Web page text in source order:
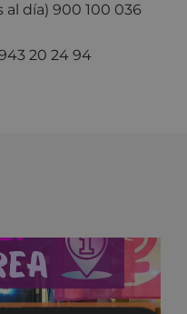
día) 900 100 036
20 24 94